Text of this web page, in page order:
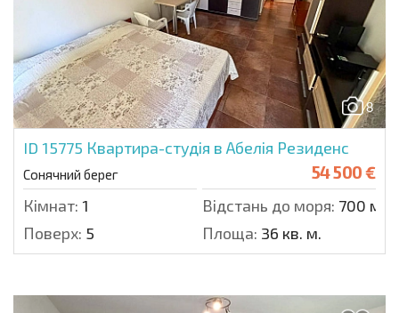
8
ID 15775 Квартира-студія в Абелія Резиденс
Сонячний берег 54 500 €
Кімнат: 1 Відстань до моря: 700 м.
Поверх: 5 Площа: 36 кв. м.